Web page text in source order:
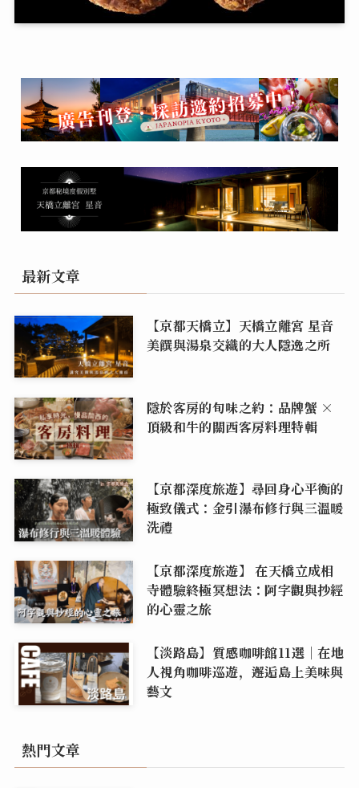
最新文章
【京都天橋立】天橋立離宮 星音
美饌與湯泉交織的大人隱逸之所
隱於客房的旬味之約：品牌蟹 ×
頂級和牛的關西客房料理特輯
【京都深度旅遊】尋回身心平衡的
極致儀式：金引瀑布修行與三溫暖
洗禮
【京都深度旅遊】 在天橋立成相
寺體驗終極冥想法：阿字觀與抄經
的心靈之旅
【淡路島】質感咖啡館11選｜在地
人視角咖啡巡遊，邂逅島上美味與
藝文
熱門文章